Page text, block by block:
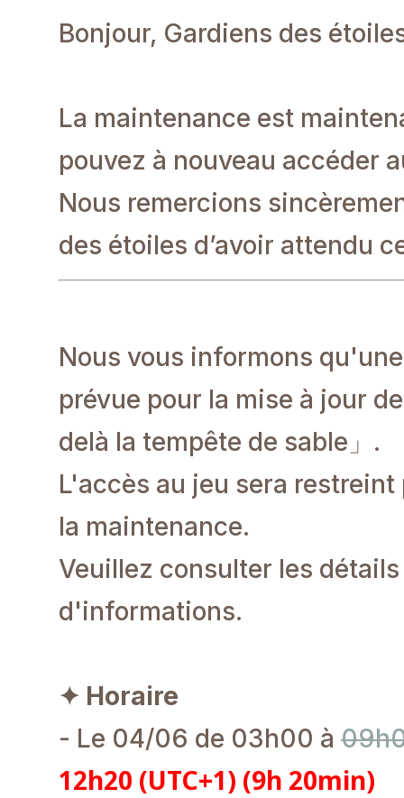
Bonjour, Gardiens des
La maintenance est
pouvez à nouveau accéder
Nous remercions
des étoiles d’avoir attendu
Nous vous informons
prévue pour la mise à jour
delà la tempête de sable」.
L'accès au jeu sera
la maintenance.
Veuillez consulter les
d'informations.
✦ Horaire
- Le 04/06 de 03h00 à
12h20 (UTC+1) (9h 20min)